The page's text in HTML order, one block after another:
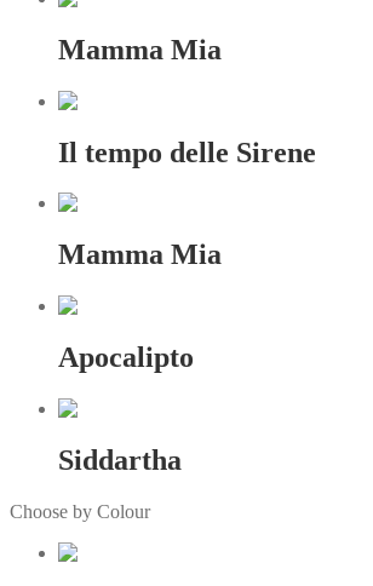
Mamma Mia
Il tempo delle Sirene
Mamma Mia
Apocalipto
Siddartha
Choose by Colour